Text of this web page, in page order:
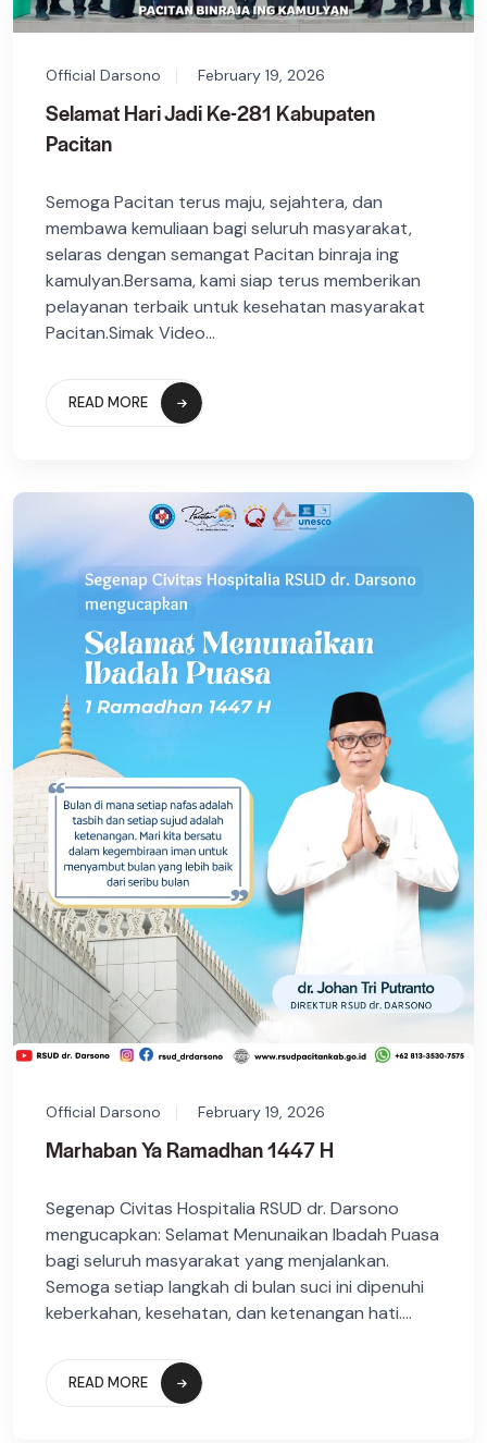
Official Darsono February 19, 2026
Selamat Hari Jadi Ke-281 Kabupaten
Pacitan
Semoga Pacitan terus maju, sejahtera, dan
membawa kemuliaan bagi seluruh masyarakat,
selaras dengan semangat Pacitan binraja ing
kamulyan.Bersama, kami siap terus memberikan
pelayanan terbaik untuk kesehatan masyarakat
Pacitan.Simak Video...
READ MORE
Official Darsono February 19, 2026
Marhaban Ya Ramadhan 1447 H
Segenap Civitas Hospitalia RSUD dr. Darsono
mengucapkan: Selamat Menunaikan Ibadah Puasa
bagi seluruh masyarakat yang menjalankan.
Semoga setiap langkah di bulan suci ini dipenuhi
keberkahan, kesehatan, dan ketenangan hati....
READ MORE